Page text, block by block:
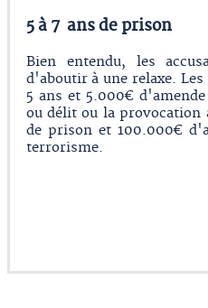
5 à 7 ans de prison
Bien entendu, les
d'aboutir à une relaxe.
5 ans et 5.000€
ou délit ou la provocation
de prison et 100.000€
terrorisme.